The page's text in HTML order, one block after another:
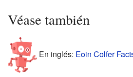
Véase también
En inglés: Eoin Colfer